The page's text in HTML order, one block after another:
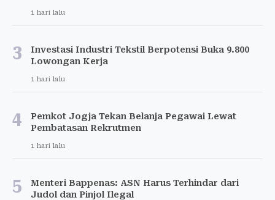
1 hari lalu
3
Investasi Industri Tekstil Berpotensi Buka 9.800
Lowongan Kerja
1 hari lalu
4
Pemkot Jogja Tekan Belanja Pegawai Lewat
Pembatasan Rekrutmen
1 hari lalu
5
Menteri Bappenas: ASN Harus Terhindar dari
Judol dan Pinjol Ilegal